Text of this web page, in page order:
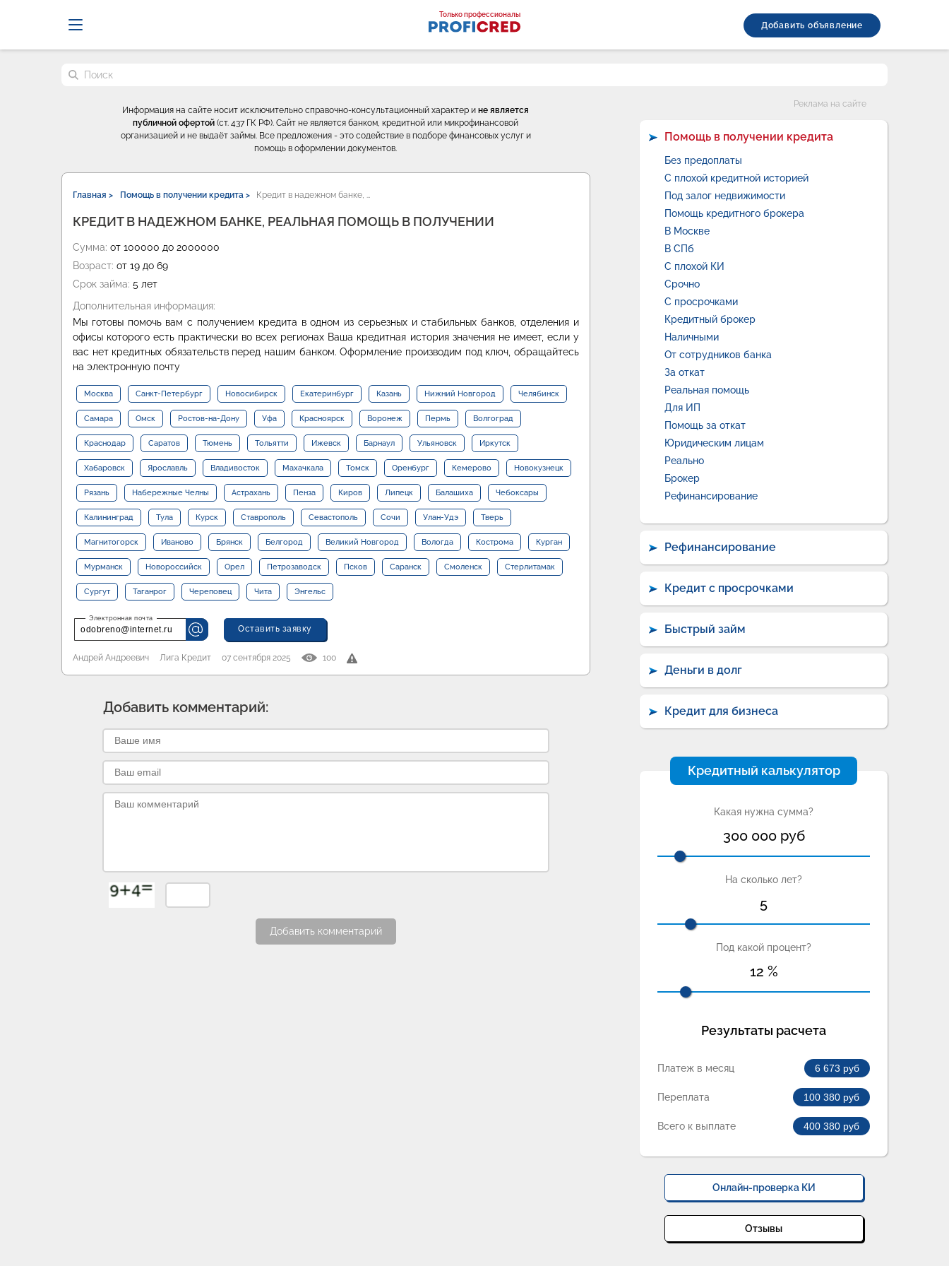
Только профессионалы
Добавить объявление
Поиск по сайту
Информация на сайте носит исключительно справочно-консультационный характер ине является
публичной офертой (ст. 437 ГК РФ). Сайт не является банком, кредитной или микрофинансовой
организацией и не выдаёт займы. Все предложения - это содействие в подборе финансовых услуг и
помощь в оформлении документов.
Главная > Помощь в получении кредита > Кредит в надежном банке, …
КРЕДИТ В НАДЕЖНОМ БАНКЕ, РЕАЛЬНАЯ ПОМОЩЬ В ПОЛУЧЕНИИ
Сумма: от 100000 до 2000000
Возраст: от 19 до 69
Срок займа: 5 лет
Дополнительная информация:
Мы готовы помочь вам с получением кредита в одном из серьезных и стабильных банков, отделения и
офисы которого есть практически во всех регионах Ваша кредитная история значения не имеет, если у
вас нет кредитных обязательств перед нашим банком. Оформление производим под ключ, обращайтесь
на электронную почту
Москва Санкт-Петербург Новосибирск Екатеринбург Казань Нижний Новгород Челябинск
Самара Омск Ростов-на-Дону Уфа Красноярск Воронеж Пермь Волгоград
Краснодар Саратов Тюмень Тольятти Ижевск Барнаул Ульяновск Иркутск
Хабаровск Ярославль Владивосток Махачкала Томск Оренбург Кемерово Новокузнецк
Рязань Набережные Челны Астрахань Пенза Киров Липецк Балашиха Чебоксары
Калининград Тула Курск Ставрополь Севастополь Сочи Улан-Удэ Тверь
Магнитогорск Иваново Брянск Белгород Великий Новгород Вологда Кострома Курган
Мурманск Новороссийск Орел Петрозаводск Псков Саранск Смоленск Стерлитамак
Сургут Таганрог Череповец Чита Энгельс
odobreno@internet.ru Оставить заявку
Андрей Андреевич Лига Кредит 07 сентября 2025 100
Добавить комментарий:
Добавить комментарий
Реклама на сайте
Помощь в получении кредита
Без предоплаты
С плохой кредитной историей
Под залог недвижимости
Помощь кредитного брокера
В Москве
В СПб
С плохой КИ
Срочно
С просрочками
Кредитный брокер
Наличными
От сотрудников банка
За откат
Реальная помощь
Для ИП
Помощь за откат
Юридическим лицам
Реально
Брокер
Рефинансирование
Рефинансирование
Кредит с просрочками
Быстрый займ
Деньги в долг
Кредит для бизнеса
Кредитный калькулятор
Какая нужна сумма?
300 000руб
На сколько лет?
5
Под какой процент?
12 %
Результаты расчета
Платеж в месяц 6 673 руб
Переплата 100 380 руб
Всего к выплате 400 380 руб
Онлайн-проверка КИ
Отзывы